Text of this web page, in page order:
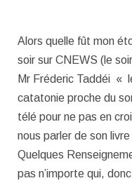
Alors quelle fût mon
soir sur CNEWS (le
Mr Fréderic Taddéi «
catatonie proche du
télé pour ne pas en
nous parler de son
Quelques
pas n’importe qui,